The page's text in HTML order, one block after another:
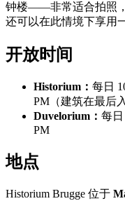
钟楼——非常适合拍照
还可以在此情境下享用
开放时间
Historium： 每日
PM（建筑在最后
Duvelorium： 每日
PM
地点
Historium Brugge 位于